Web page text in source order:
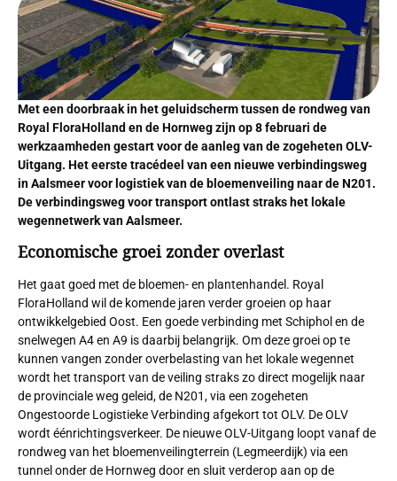
Met een doorbraak in het geluidscherm tussen de rondweg van
Royal FloraHolland en de Hornweg zijn op 8 februari de
werkzaamheden gestart voor de aanleg van de zogeheten OLV-
Uitgang. Het eerste tracédeel van een nieuwe verbindingsweg
in Aalsmeer voor logistiek van de bloemenveiling naar de N201.
De verbindingsweg voor transport ontlast straks het lokale
wegennetwerk van Aalsmeer.
Economische groei zonder overlast
Het gaat goed met de bloemen- en plantenhandel. Royal
FloraHolland wil de komende jaren verder groeien op haar
ontwikkelgebied Oost. Een goede verbinding met Schiphol en de
snelwegen A4 en A9 is daarbij belangrijk. Om deze groei op te
kunnen vangen zonder overbelasting van het lokale wegennet
wordt het transport van de veiling straks zo direct mogelijk naar
de provinciale weg geleid, de N201, via een zogeheten
Ongestoorde Logistieke Verbinding afgekort tot OLV. De OLV
wordt éénrichtingsverkeer. De nieuwe OLV-Uitgang loopt vanaf de
rondweg van het bloemenveilingterrein (Legmeerdijk) via een
tunnel onder de Hornweg door en sluit verderop aan op de